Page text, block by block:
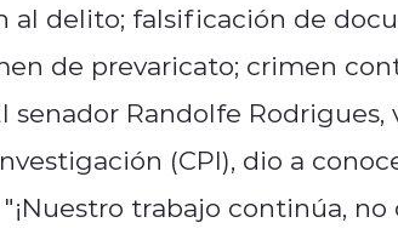
al delito; falsificación de
de prevaricato; crimen
senador Randolfe
(CPI), dio a
trabajo continúa, no